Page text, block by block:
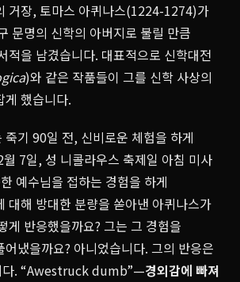
거장, 토마스 아퀴나스(1224-1274)가
문명의 신학의 아버지로 불릴 만큼
적을 남겼습니다. 대표적으로 신학대전
)와 같은 작품들이 그를 신학 사상의
게 했습니다.
죽기 90일 전, 신비로운 체험을 하게
7일, 성 니콜라우스 축제일 아침 미사
예수님을 접하는 경험을 하게
대해 방대한 분량을 쏟아낸 아퀴나스가
게 반응했을까요? 그는 그 경험을
냈을까요? 아니었습니다. 그의 반응은
다. “Awestruck dumb”—경외감에 빠져